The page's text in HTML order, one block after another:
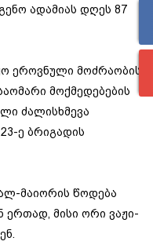
ადამიას დღეს 87
ეროვნული მოძრაობის
მოქმედებების
ძალისხმევა
ე ბრიგადის
მაიორის წოდება
ერთად, მისი ორი ვაჟი-